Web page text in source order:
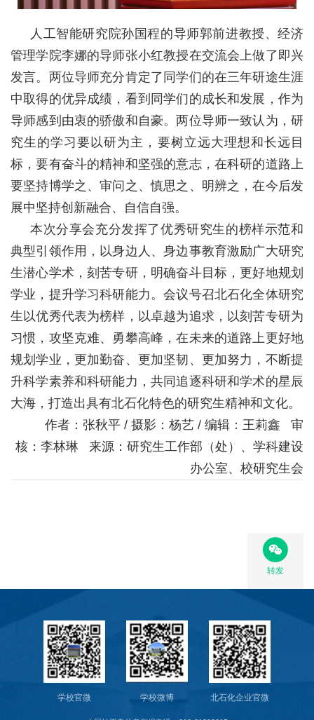
人工智能研究院孙国程的导师郭前进教授、经济
管理学院李娜的导师张小红教授在交流会上做了即兴
发言。两位导师充分肯定了同学们的在三年研途生涯
中取得的优异成绩，看到同学们的成长和发展，作为
导师感到由衷的骄傲和自豪。两位导师一致认为，研
究生的学习要以研为主，要树立远大理想和长远目
标，要有奋斗的精神和坚强的意志，在科研的道路上
要坚持博学之、审问之、慎思之、明辨之，在今后发
展中坚持创新融合、自信自强。
本次分享会充分发挥了优秀研究生的榜样示范和
典型引领作用，以身边人、身边事教育激励广大研究
生潜心学术，刻苦专研，明确奋斗目标，更好地规划
学业，提升学习科研能力。会议号召北石化全体研究
生以优秀代表为榜样，以卓越为追求，以刻苦专研为
习惯，攻坚克难、勇攀高峰，在未来的道路上更好地
规划学业，更加勤奋、更加坚韧、更加努力，不断提
升科学素养和科研能力，共同追逐科研和学术的星辰
大海，打造出具有北石化特色的研究生精神和文化。
作者：张秋平 / 摄影：杨艺 / 编辑：王莉鑫 审
核：李林琳 来源：研究生工作部（处）、学科建设
办公室、校研究生会
转发
学校官微 学校微博 北石化企业官微